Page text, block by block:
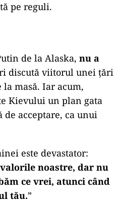
pe reguli.
de la Alaska, nu a
discută viitorul unei țări
la masă. Iar acum,
Kievului un plan gata
acceptare, ca unui
este devastator:
noastre, dar nu
ce vrei, atunci când
tău.”